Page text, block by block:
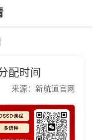
配时间
来源：新航道官网